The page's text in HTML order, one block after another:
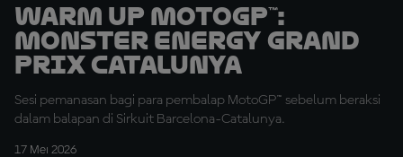
Warm Up MotoGP™:
Monster Energy Grand
Prix Catalunya
Sesi pemanasan bagi para pembalap MotoGP™ sebelum beraksi
dalam balapan di Sirkuit Barcelona-Catalunya.
17 Mei 2026